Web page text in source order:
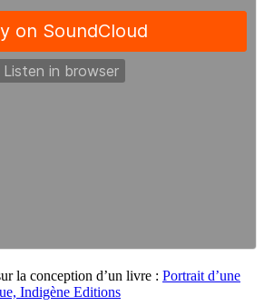
la conception d’un livre : Portrait d’une
Indigène Editions